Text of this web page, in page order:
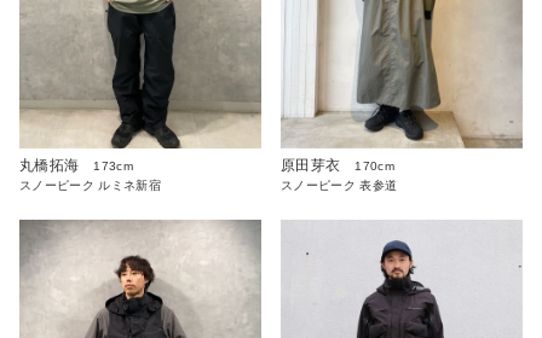
丸橋拓海
173cm
スノーピーク ルミネ新宿
原田芽衣
170cm
スノーピーク 表参道